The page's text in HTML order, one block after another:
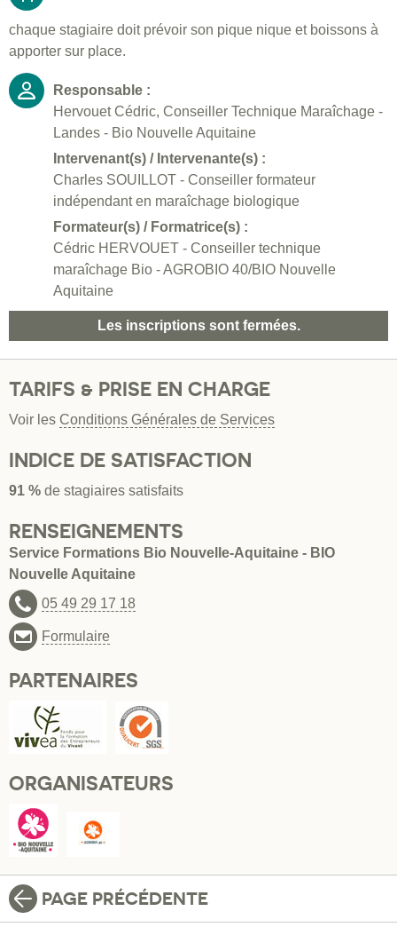
chaque stagiaire doit prévoir son pique nique et boissons à
apporter sur place.
Responsable :
Hervouet Cédric, Conseiller Technique Maraîchage -
Landes - Bio Nouvelle Aquitaine
Intervenant(s) / Intervenante(s) :
Charles SOUILLOT - Conseiller formateur
indépendant en maraîchage biologique
Formateur(s) / Formatrice(s) :
Cédric HERVOUET - Conseiller technique
maraîchage Bio - AGROBIO 40/BIO Nouvelle
Aquitaine
Les inscriptions sont fermées.
TARIFS & PRISE EN CHARGE
Voir les Conditions Générales de Services
INDICE DE SATISFACTION
91 % de stagiaires satisfaits
RENSEIGNEMENTS
Service Formations Bio Nouvelle-Aquitaine - BIO
Nouvelle Aquitaine
05 49 29 17 18
Formulaire
PARTENAIRES
ORGANISATEURS
PAGE PRÉCÉDENTE